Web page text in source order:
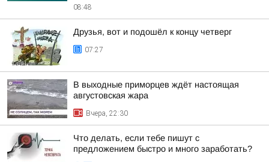
08:48
Друзья, вот и подошёл к концу четверг
07:27
В выходные приморцев ждёт настоящая
августовская жара
Вчера, 22:30
Что делать, если тебе пишут с
предложением быстро и много заработать?